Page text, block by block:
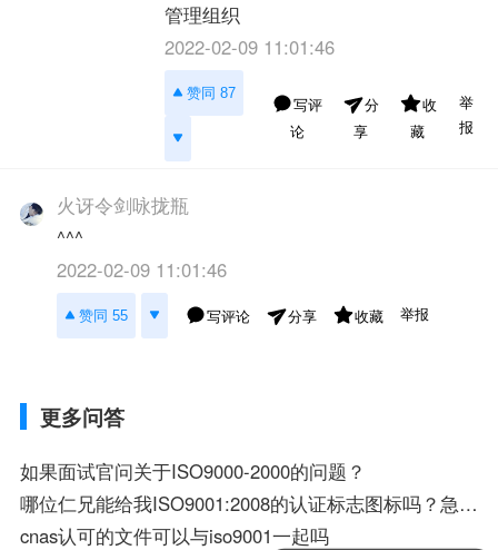
管理组织
2022-02-09 11:01:46
赞同 87
写评
论
分
享
收
藏
举
报
火讶令剑咏拢瓶
^^^
2022-02-09 11:01:46
赞同 55 写评论 分享 收藏 举报
更多问答
如果面试官问关于ISO9000-2000的问题？
哪位仁兄能给我ISO9001:2008的认证标志图标吗？急用啊！
cnas认可的文件可以与iso9001一起吗